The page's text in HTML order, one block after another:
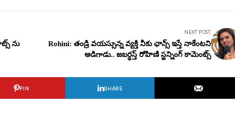
ను
NEXT POST
Rohini: తండ్రి వ‌య‌స్సున్న వ్య‌క్తి నీకు ఛాన్స్ ఇస్తే నాకేంట‌ని
అడిగాడు.. జ‌బ‌ర్ధ‌స్త్ రోహిణి స్ట‌న్నింగ్ కామెంట్స్
PIN SHARE